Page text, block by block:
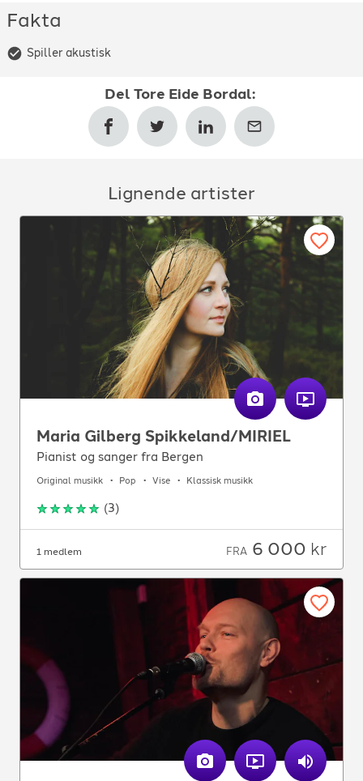
Fakta
Spiller akustisk
Del Tore Eide Bordal:
Lignende artister
Maria Gilberg Spikkeland/MIRIEL
Pianist og sanger fra Bergen
Original musikk Pop Vise Klassisk musikk
(3)
1 medlem FRA 6 000 kr